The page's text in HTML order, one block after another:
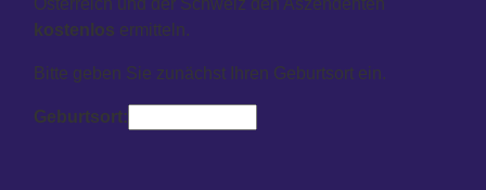
Österreich und der Schweiz den Aszendenten
kostenlos ermitteln.
Bitte geben Sie zunächst Ihren Geburtsort ein.
Geburtsort: